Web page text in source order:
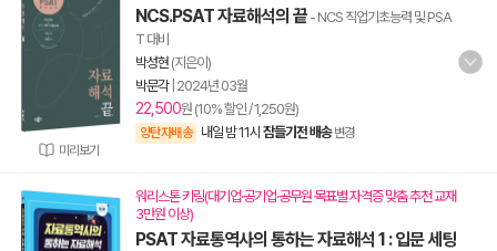
미리보기
NCS.PSAT 자료해석의 끝 - NCS 직업기초능력 및 PSA
T 대비
박성현 (지은이)
박문각| 2024년 03월
22,500원 (10% 할인 / 1,250원)
양탄자배송 내일 밤 11시 잠들기전 배송 변경
워리스톤 키링(대기업·공기업·공무원 목표별 자격증 맞춤 추천 교재
3만원 이상)
PSAT 자료통역사의 통하는 자료해석 1 : 입문 세팅